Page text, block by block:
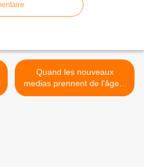
Quand les nouveaux
medias prennent de l'âge...
>